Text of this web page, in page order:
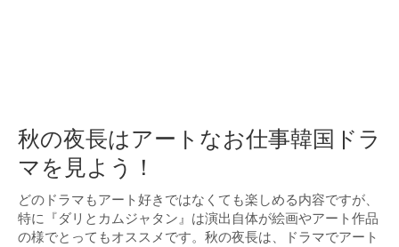
秋の夜長はアートなお仕事韓国ドラ
マを見よう！
どのドラマもアート好きではなくても楽しめる内容ですが、
特に『ダリとカムジャタン』は演出自体が絵画やアート作品
の様でとってもオススメです。秋の夜長は、ドラマでアート